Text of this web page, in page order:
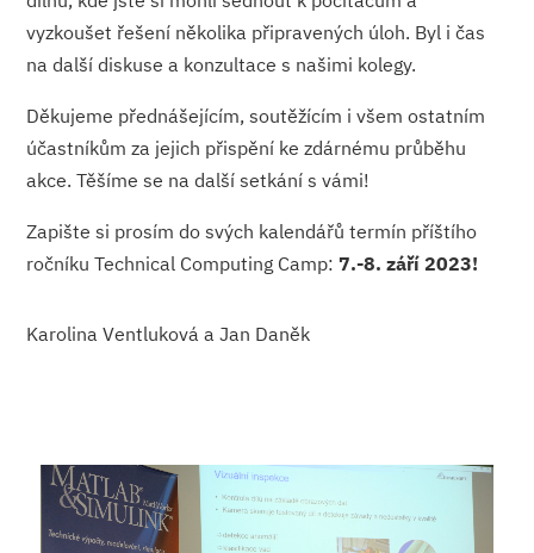
vyzkoušet řešení několika připravených úloh. Byl i čas
na další diskuse a konzultace s našimi kolegy.
Děkujeme přednášejícím, soutěžícím i všem ostatním
účastníkům za jejich přispění ke zdárnému průběhu
akce. Těšíme se na další setkání s vámi!
Zapište si prosím do svých kalendářů termín příštího
ročníku Technical Computing Camp:7.-8. září 2023!
Karolina Ventluková a Jan Daněk